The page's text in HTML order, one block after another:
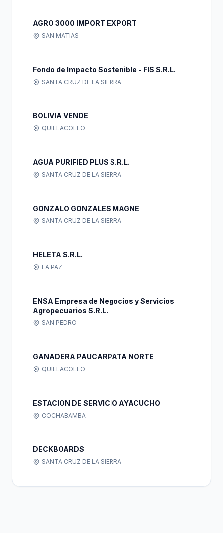
AGRO 3000 IMPORT EXPORT
SAN MATIAS
Fondo de Impacto Sostenible - FIS S.R.L.
SANTA CRUZ DE LA SIERRA
BOLIVIA VENDE
QUILLACOLLO
AGUA PURIFIED PLUS S.R.L.
SANTA CRUZ DE LA SIERRA
GONZALO GONZALES MAGNE
SANTA CRUZ DE LA SIERRA
HELETA S.R.L.
LA PAZ
ENSA Empresa de Negocios y Servicios
Agropecuarios S.R.L.
SAN PEDRO
GANADERA PAUCARPATA NORTE
QUILLACOLLO
ESTACION DE SERVICIO AYACUCHO
COCHABAMBA
DECKBOARDS
SANTA CRUZ DE LA SIERRA